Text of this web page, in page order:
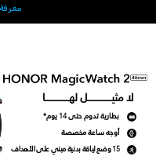
لا مثيـــــــــــــــل لهـــــــــــــــا
بطارية تدوم حتى 14 يوم*
أوجه ساعة مخصصة
15 وضع لياقة بدنية مبني على
الأهداف